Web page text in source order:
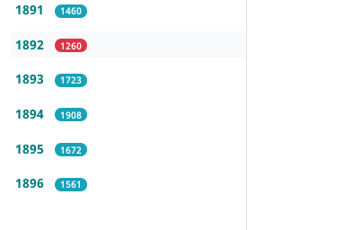
1891 1460
1892 1260
1893 1723
1894 1908
1895 1672
1896 1561